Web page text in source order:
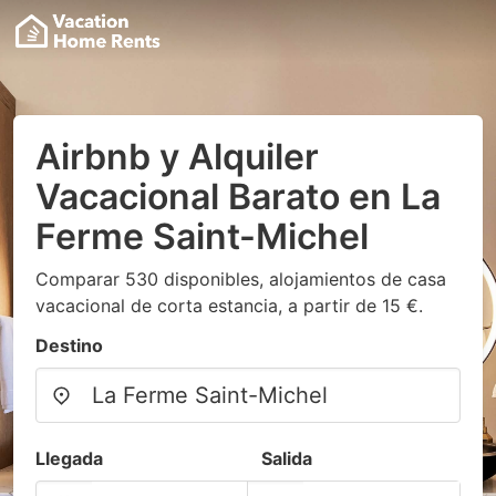
Airbnb y Alquiler
Vacacional Barato en La
Ferme Saint-Michel
Comparar 530 disponibles, alojamientos de casa
vacacional de corta estancia, a partir de 15 €.
Destino
Llegada Salida